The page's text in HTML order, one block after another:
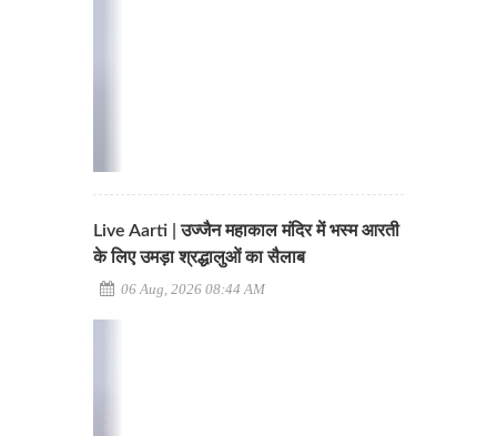
Live Aarti | उज्जैन महाकाल मंदिर में भस्म आरती
के लिए उमड़ा श्रद्धालुओं का सैलाब
06 Aug, 2026 08:44 AM